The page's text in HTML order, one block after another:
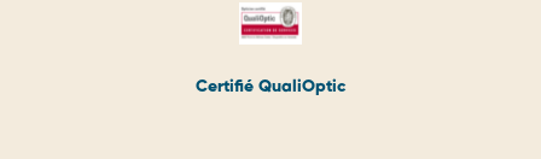
Certifié QualiOptic